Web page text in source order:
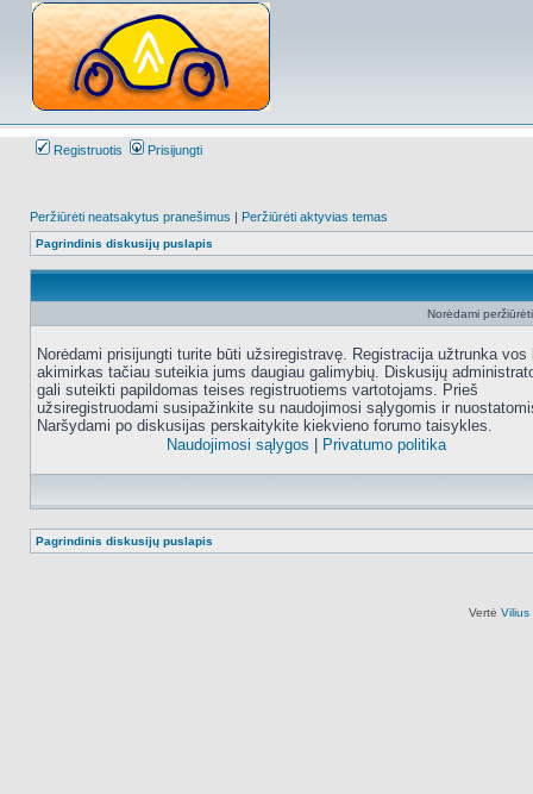
Registruotis Prisijungti
Peržiūrėti neatsakytus pranešimus | Peržiūrėti aktyvias temas
Pagrindinis diskusijų puslapis
Norėdami
Norėdami prisijungti turite būti užsiregistravę. Registracija užtrunka vos
akimirkas tačiau suteikia jums daugiau galimybių. Diskusijų
gali suteikti papildomas teises registruotiems vartotojams. Prieš
užsiregistruodami susipažinkite su naudojimosi sąlygomis ir
Naršydami po diskusijas perskaitykite kiekvieno forumo taisykles.
Naudojimosi sąlygos
Privatumo politika
Pagrindinis diskusijų puslapis
Vertė Vilius